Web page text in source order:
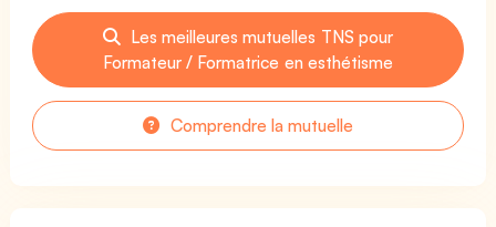
Les meilleures mutuelles TNS pour
Formateur / Formatrice en esthétisme
Comprendre la mutuelle